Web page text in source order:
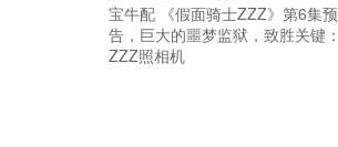
宝牛配 《假面骑士ZZZ》第6集预
告，巨大的噩梦监狱，致胜关键：
ZZZ照相机